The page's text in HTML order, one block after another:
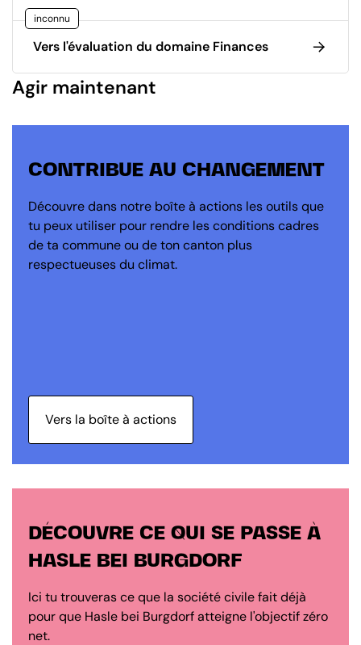
inconnu
Vers l'évaluation du domaine Finances
Agir maintenant
CONTRIBUE AU CHANGEMENT
Découvre dans notre boîte à actions les outils que
tu peux utiliser pour rendre les conditions cadres
de ta commune ou de ton canton plus
respectueuses du climat.
Vers la boîte à actions
DÉCOUVRE CE QUI SE PASSE À
HASLE BEI BURGDORF
Ici tu trouveras ce que la société civile fait déjà
pour que Hasle bei Burgdorf atteigne l'objectif zéro
net.